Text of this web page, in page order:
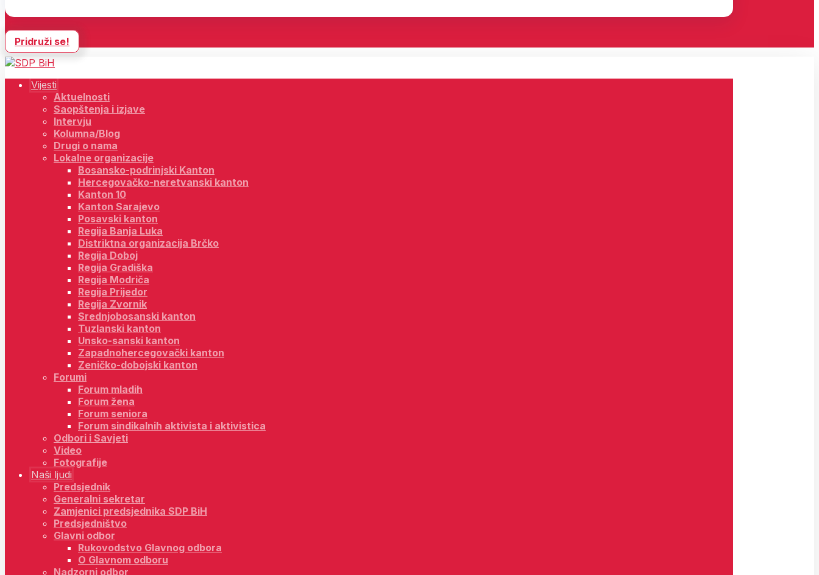
Pridruži se!
Vijesti
Aktuelnosti
Saopštenja i izjave
Intervju
Kolumna/Blog
Drugi o nama
Lokalne organizacije
Bosansko-podrinjski Kanton
Hercegovačko-neretvanski kanton
Kanton 10
Kanton Sarajevo
Posavski kanton
Regija Banja Luka
Distriktna organizacija Brčko
Regija Doboj
Regija Gradiška
Regija Modriča
Regija Prijedor
Regija Zvornik
Srednjobosanski kanton
Tuzlanski kanton
Unsko-sanski kanton
Zapadnohercegovački kanton
Zeničko-dobojski kanton
Forumi
Forum mladih
Forum žena
Forum seniora
Forum sindikalnih aktivista i aktivistica
Odbori i Savjeti
Video
Fotografije
Naši ljudi
Predsjednik
Generalni sekretar
Zamjenici predsjednika SDP BiH
Predsjedništvo
Glavni odbor
Rukovodstvo Glavnog odbora
O Glavnom odboru
Nadzorni odbor